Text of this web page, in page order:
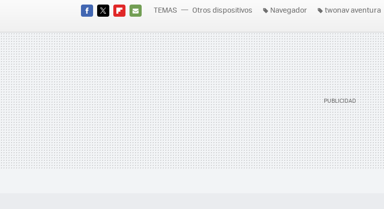
MAIL
TEMAS Otros dispositivos Navegador twonav aventura